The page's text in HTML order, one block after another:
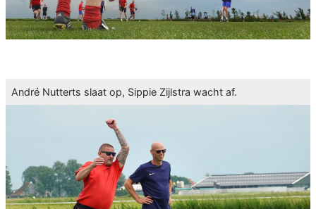
André Nutterts slaat op, Sippie Zijlstra wacht af.